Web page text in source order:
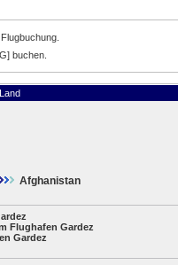
buchen.
Land
Afghanistan
Flughafen Gardez
Gardez